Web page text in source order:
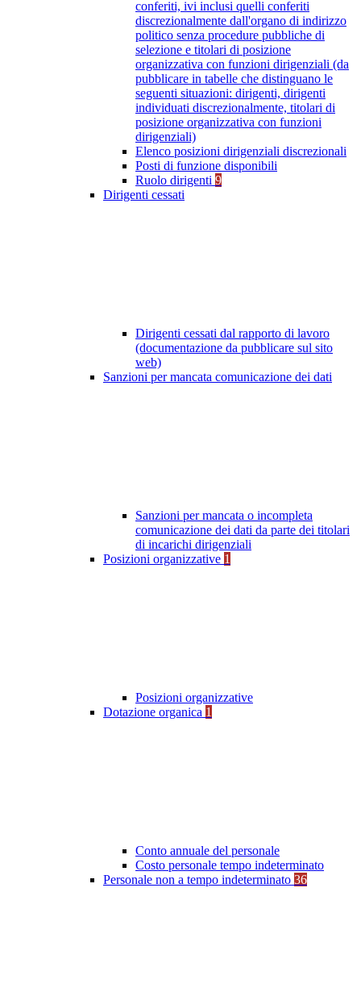
conferiti, ivi inclusi quelli conferiti
discrezionalmente dall'organo di indirizzo
politico senza procedure pubbliche di
selezione e titolari di posizione
organizzativa con funzioni dirigenziali (da
pubblicare in tabelle che distinguano le
seguenti situazioni: dirigenti, dirigenti
individuati discrezionalmente, titolari di
posizione organizzativa con funzioni
dirigenziali)
Elenco posizioni dirigenziali discrezionali
Posti di funzione disponibili
Ruolo dirigenti 9
Dirigenti cessati
Dirigenti cessati dal rapporto di lavoro
(documentazione da pubblicare sul sito
web)
Sanzioni per mancata comunicazione dei dati
Sanzioni per mancata o incompleta
comunicazione dei dati da parte dei titolari
di incarichi dirigenziali
Posizioni organizzative 1
Posizioni organizzative
Dotazione organica 1
Conto annuale del personale
Costo personale tempo indeterminato
Personale non a tempo indeterminato 36